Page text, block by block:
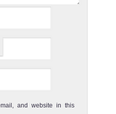
and website in this